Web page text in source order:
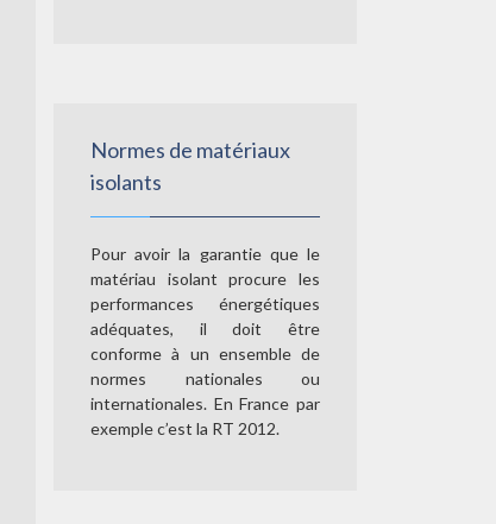
Normes de matériaux
isolants
Pour avoir la garantie que le
matériau isolant procure les
performances énergétiques
adéquates, il doit être
conforme à un ensemble de
normes nationales ou
internationales. En France par
exemple c’est la RT 2012.